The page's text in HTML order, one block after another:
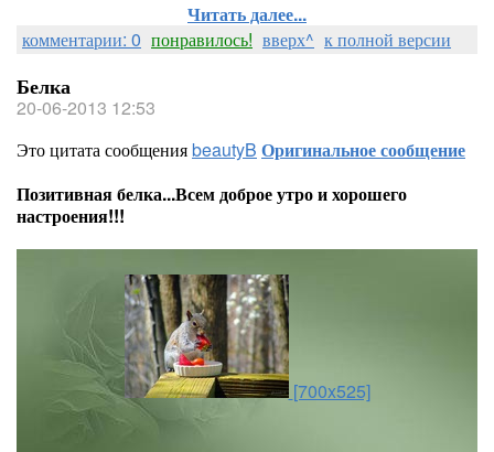
Читать далее...
комментарии: 0 понравилось! вверх^ к полной версии
Белка
20-06-2013 12:53
Это цитата сообщенияbeautyB Оригинальное сообщение
Позитивная белка...Всем доброе утро и хорошего
настроения!!!
[700x525]